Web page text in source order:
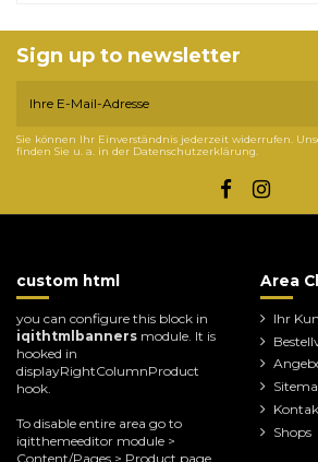
Sign up to newsletter
Sie können Ihr Einverständnis jederzeit widerrufen.
finden Sie u. a. in der Datenschutzerklärung.
custom html
you can configure this block in
iqithtmlbanners module. It is
hooked in
displayRightColumnProduct
hook.
To disable entire area go to
iqitthemeeditor module >
Content/Pages > Product page
Area
Ihr
Shops